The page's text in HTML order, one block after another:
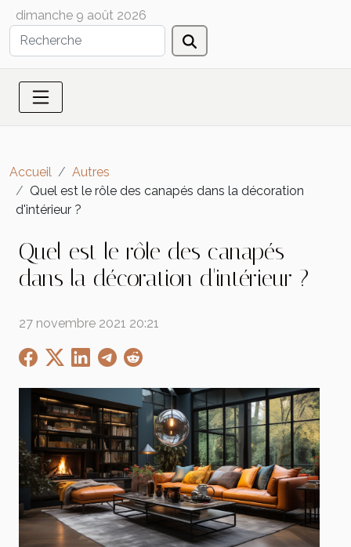
dimanche 9 août 2026
Accueil
Autres
Quel est le rôle des canapés dans la décoration
d'intérieur ?
Quel est le rôle des canapés
dans la décoration d'intérieur ?
27 novembre 2021 20:21